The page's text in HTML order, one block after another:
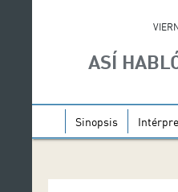
ASÍ
Sinopsis